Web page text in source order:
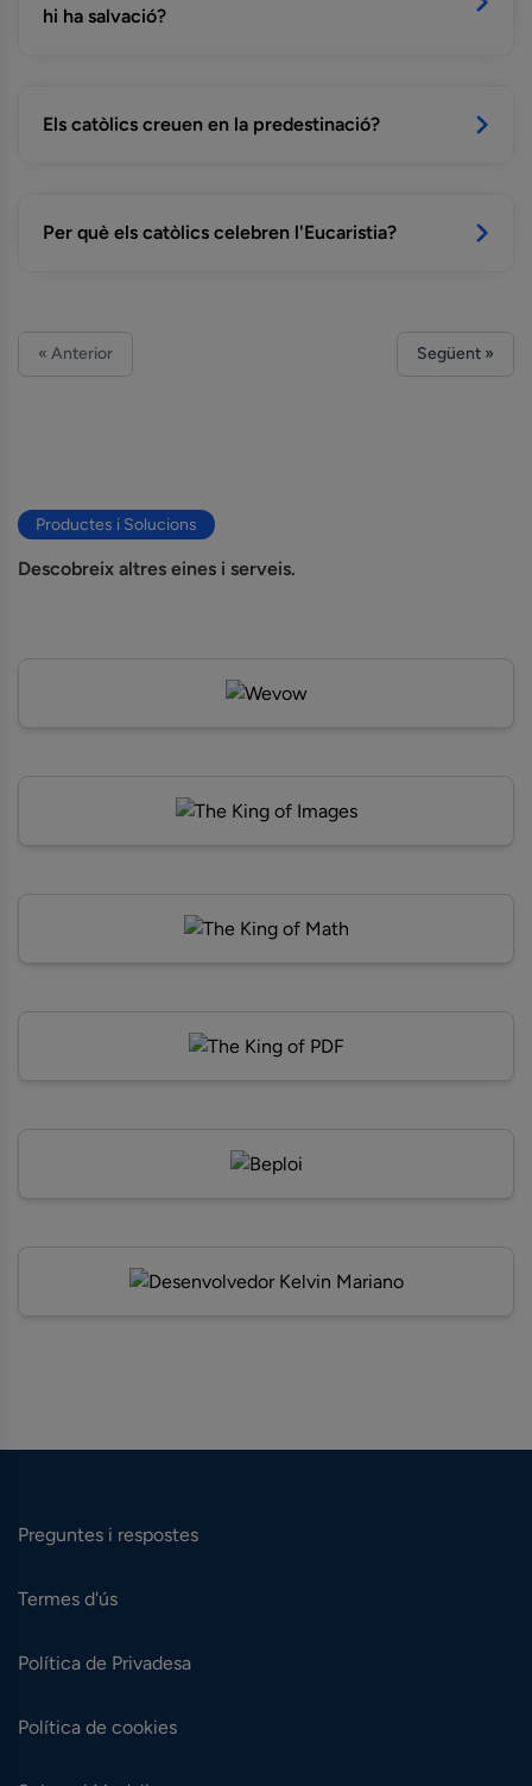
hi ha salvació?
Els catòlics creuen en la predestinació?
Per què els catòlics celebren l'Eucaristia?
« Anterior Següent »
Productes i Solucions
Descobreix altres eines i serveis.
Preguntes i respostes
Termes d'ús
Política de Privadesa
Política de cookies